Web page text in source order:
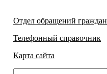
Отдел обращений граждан
Телефонный справочник
Карта сайта